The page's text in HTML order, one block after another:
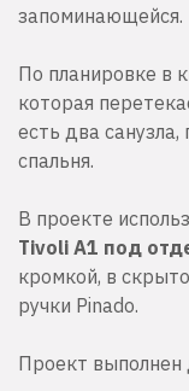
запоминающейся.
По планировке в
которая
есть два
спальня.
В проекте
Tivoli A1 под
кромкой, в
ручки Pinado.
Проект выполнен